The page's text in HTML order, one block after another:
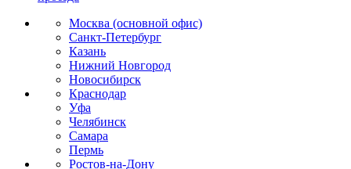
Москва (основной офис)
Санкт-Петербург
Казань
Нижний Новгород
Новосибирск
Краснодар
Уфа
Челябинск
Самара
Пермь
Ростов-на-Дону